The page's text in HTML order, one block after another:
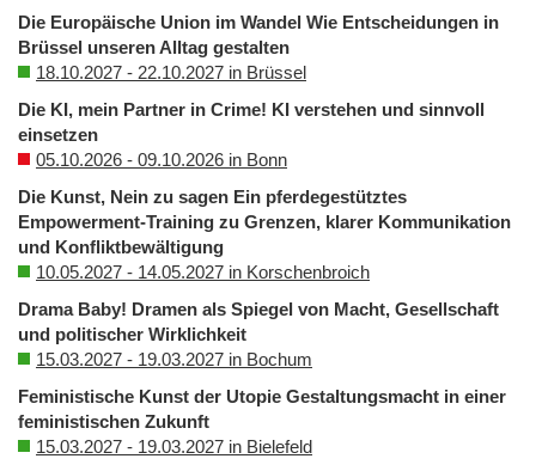
Die Europäische Union im Wandel Wie Entscheidungen in
Brüssel unseren Alltag gestalten
18.10.2027 - 22.10.2027 in Brüssel
Die KI, mein Partner in Crime! KI verstehen und sinnvoll
einsetzen
05.10.2026 - 09.10.2026 in Bonn
Die Kunst, Nein zu sagen Ein pferdegestütztes
Empowerment-Training zu Grenzen, klarer Kommunikation
und Konfliktbewältigung
10.05.2027 - 14.05.2027 in Korschenbroich
Drama Baby! Dramen als Spiegel von Macht, Gesellschaft
und politischer Wirklichkeit
15.03.2027 - 19.03.2027 in Bochum
Feministische Kunst der Utopie Gestaltungsmacht in einer
feministischen Zukunft
15.03.2027 - 19.03.2027 in Bielefeld